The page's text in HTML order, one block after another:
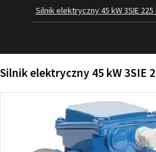
Silnik elektryczny 45 kW 3SIE
Silnik elektryczny 45 kW 3SIE